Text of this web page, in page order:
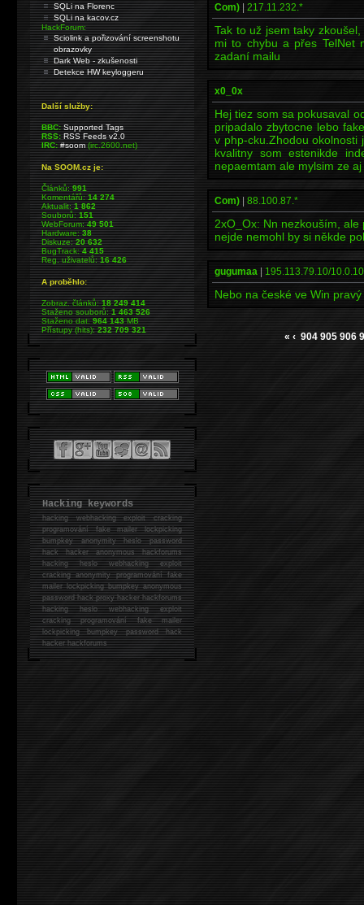
Com) 217.11.232.*
Tak to už jsem taky
mi to chybu a přes TelNet
zadaní mailu
x0_0x
Hej tiez som sa pokusaval
pripadalo zbytocne lebo
v php-cku.Zhodou
kvalitny som estenikde
nepaemtam ale mylsim ze
Com) 88.100.87.*
2xO_Ox: Nn nezkouším,
nejde nemohl by si někde
gugumaa 195.113.79.10/
Nebo na české ve Win
« ‹ 904 905 906
SQLi na Florenc
SQLi na kacov.cz
HackForum:
Sciolink a pořizování screenshotu
obrazovky
Dark Web - zkušenosti
Detekce HW keyloggeru
Další služby:
BBC: Supported Tags
RSS: RSS Feeds v2.0
IRC: #soom(irc.2600.net)
Na SOOM.cz je:
Článků:991
Komentářů:14 274
Aktualit:1 862
Souborů:151
WebForum:49 501
Hardware:38
Diskuze:20 632
BugTrack:4 415
Reg. uživatelů:16 426
A proběhlo:
Zobraz. článků:18 249 414
Staženo souborů:1 463 526
Staženo dat:964 143MB
Přístupy (hits):232 709 321
Hacking keywords
hackingwebhacking exploit cracking
programování fake mailer lockpicking
bumpkey anonymity heslo password
hackhacker anonymous hackforums
hackingheslo webhacking exploit
cracking anonymity programování fake
mailer lockpicking bumpkey anonymous
password hack proxy hacker hackforums
hacking heslo webhacking exploit
cracking programování fake mailer
lockpicking bumpkey password hack
hackerhackforums